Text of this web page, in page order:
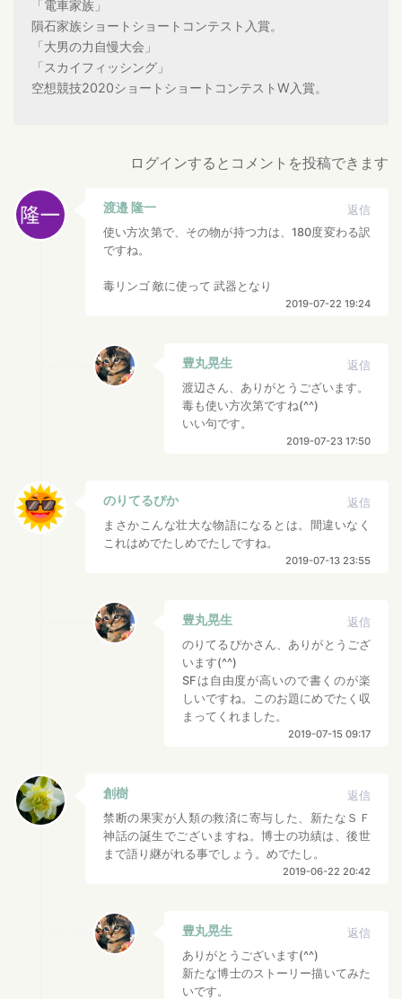
「電車家族」
隕石家族ショートショートコンテスト入賞。
「大男の力自慢大会」
「スカイフィッシング」
空想競技2020ショートショートコンテストW入賞。
ログインするとコメントを投稿できます
渡邉 隆一
返信
使い方次第で、その物が持つ力は、180度変わる訳
ですね。
毒リンゴ 敵に使って 武器となり
2019-07-22 19:24
豊丸晃生
返信
渡辺さん、ありがとうございます。
毒も使い方次第ですね(^^)
いい句です。
2019-07-23 17:50
のりてるぴか
返信
まさかこんな壮大な物語になるとは。間違いなく
これはめでたしめでたしですね。
2019-07-13 23:55
豊丸晃生
返信
のりてるぴかさん、ありがとうござ
います(^^)
SFは自由度が高いので書くのが楽
しいですね。このお題にめでたく収
まってくれました。
2019-07-15 09:17
創樹
返信
禁断の果実が人類の救済に寄与した、新たなＳＦ
神話の誕生でございますね。博士の功績は、後世
まで語り継がれる事でしょう。めでたし。
2019-06-22 20:42
豊丸晃生
返信
ありがとうございます(^^)
新たな博士のストーリー描いてみた
いです。